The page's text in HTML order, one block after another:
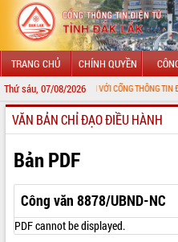
TRANG CHỦ CHÍNH QUYỀN
Thứ sáu, 07/08/2026
CHÀO MỪNG ĐẾN VỚI CỔNG THÔNG TIN ĐIỆN TỬ
GIỚI THIỆU
LÃNH ĐẠO UBND TỈNH
TIN TỨC SỰ KIỆN
SỞ, BAN, NGÀNH
VĂN BẢN CHỈ ĐẠO ĐIỀU HÀNH
Bản PDF
Công văn 8878/UBND-NC
PDF cannot be displayed.